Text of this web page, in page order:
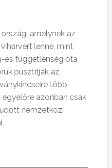
amelynek az
lenne, mint
es függetlenség óta
pusztítják az
több
egyelőre azonban csak
nemzetközi